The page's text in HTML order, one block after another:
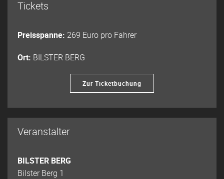
Tickets
Preisspanne: 269 Euro pro Fahrer
Ort: BILSTER BERG
Zur Ticketbuchung
Veranstalter
BILSTER BERG
Bilster Berg 1